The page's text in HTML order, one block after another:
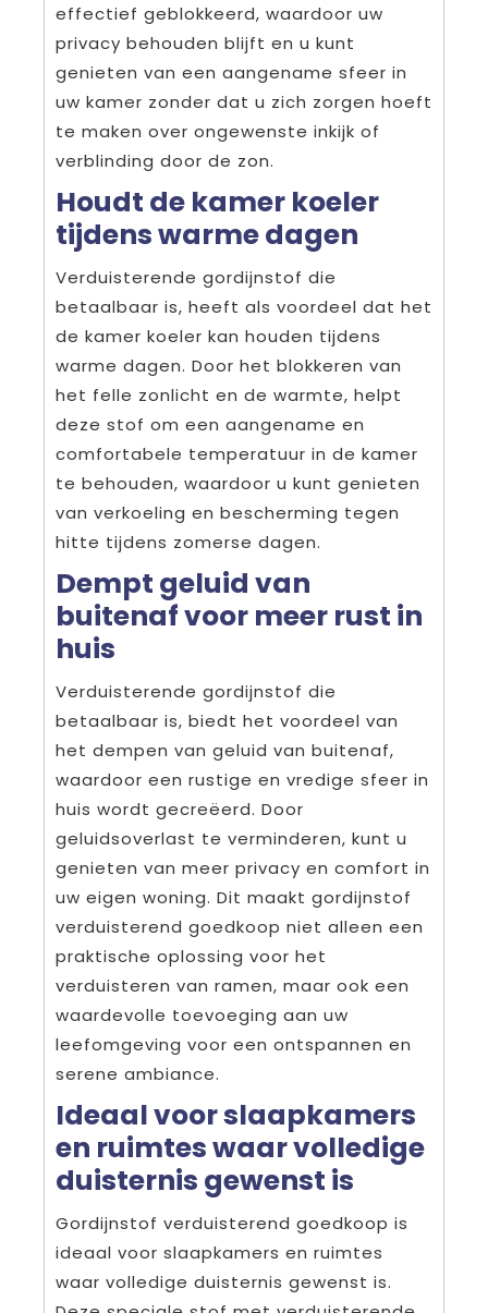
effectief geblokkeerd, waardoor uw
privacy behouden blijft en u kunt
genieten van een aangename sfeer in
uw kamer zonder dat u zich zorgen hoeft
te maken over ongewenste inkijk of
verblinding door de zon.
Houdt de kamer koeler
tijdens warme dagen
Verduisterende gordijnstof die
betaalbaar is, heeft als voordeel dat het
de kamer koeler kan houden tijdens
warme dagen. Door het blokkeren van
het felle zonlicht en de warmte, helpt
deze stof om een aangename en
comfortabele temperatuur in de kamer
te behouden, waardoor u kunt genieten
van verkoeling en bescherming tegen
hitte tijdens zomerse dagen.
Dempt geluid van
buitenaf voor meer rust in
huis
Verduisterende gordijnstof die
betaalbaar is, biedt het voordeel van
het dempen van geluid van buitenaf,
waardoor een rustige en vredige sfeer in
huis wordt gecreëerd. Door
geluidsoverlast te verminderen, kunt u
genieten van meer privacy en comfort in
uw eigen woning. Dit maakt gordijnstof
verduisterend goedkoop niet alleen een
praktische oplossing voor het
verduisteren van ramen, maar ook een
waardevolle toevoeging aan uw
leefomgeving voor een ontspannen en
serene ambiance.
Ideaal voor slaapkamers
en ruimtes waar volledige
duisternis gewenst is
Gordijnstof verduisterend goedkoop is
ideaal voor slaapkamers en ruimtes
waar volledige duisternis gewenst is.